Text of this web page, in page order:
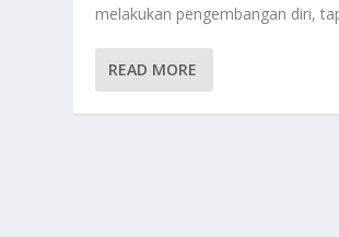
melakukan pengembangan diri,
READ MORE